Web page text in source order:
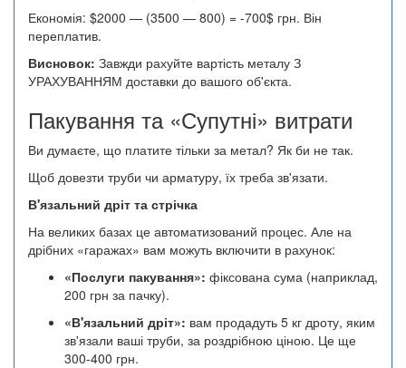
Економія: $2000 — (3500 — 800) = -700$ грн. Він
переплатив.
Висновок: Завжди рахуйте вартість металу З
УРАХУВАННЯМ доставки до вашого об'єкта.
Пакування та «Супутні» витрати
Ви думаєте, що платите тільки за метал? Як би не так.
Щоб довезти труби чи арматуру, їх треба зв'язати.
В'язальний дріт та стрічка
На великих базах це автоматизований процес. Але на
дрібних «гаражах» вам можуть включити в рахунок:
«Послуги пакування»: фіксована сума (наприклад,
200 грн за пачку).
«В'язальний дріт»: вам продадуть 5 кг дроту, яким
зв'язали ваші труби, за роздрібною ціною. Це ще
300-400 грн.